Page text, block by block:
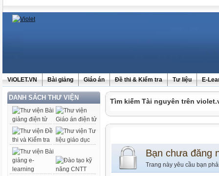
ViOLET.VN Bài giảng Giáo án Đề thi & Kiểm tra Tư liệu E-
DANH SÁCH THƯ VIỆN Tìm kiếm Tài nguyên trên
Bạn chưa đăng
Trang này yêu cầu bạn